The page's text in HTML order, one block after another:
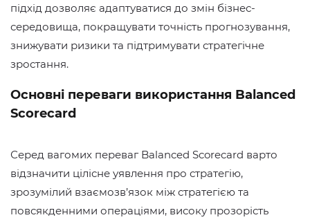
підхід дозволяє адаптуватися до змін бізнес-
середовища, покращувати точність прогнозування,
знижувати ризики та підтримувати стратегічне
зростання.
Основні переваги використання Balanced
Scorecard
Серед вагомих переваг Balanced Scorecard варто
відзначити цілісне уявлення про стратегію,
зрозумілий взаємозв’язок між стратегією та
повсякденними операціями, високу прозорість